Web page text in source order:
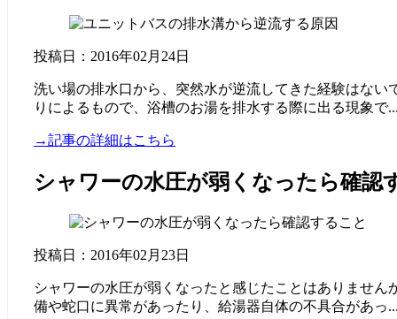
投稿日：2016年02月24日
洗い場の排水口から、突然水が逆流してきた経験はない
りによるもので、浴槽のお湯を排水する際に出る現象で
→記事の詳細はこちら
シャワーの水圧が弱くなったら確認
投稿日：2016年02月23日
シャワーの水圧が弱くなったと感じたことはありません
備や蛇口に異常があったり、給湯器自体の不具合があっ